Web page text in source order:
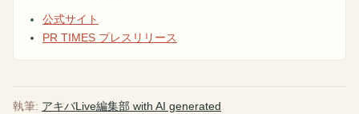
公式サイト
PR TIMES プレスリリース
執筆: アキバLive編集部 with AI generated